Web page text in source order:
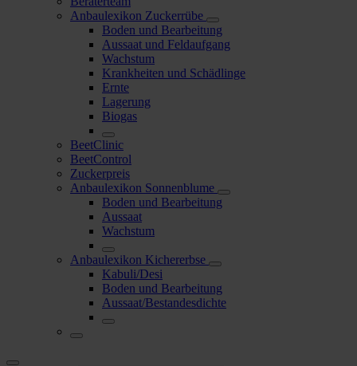
Anbaulexikon Zuckerrübe
Boden und Bearbeitung
Aussaat und Feldaufgang
Wachstum
Krankheiten und Schädlinge
Ernte
Lagerung
Biogas
BeetClinic
BeetControl
Zuckerpreis
Anbaulexikon Sonnenblume
Boden und Bearbeitung
Aussaat
Wachstum
Anbaulexikon Kichererbse
Kabuli/Desi
Boden und Bearbeitung
Aussaat/Bestandesdichte